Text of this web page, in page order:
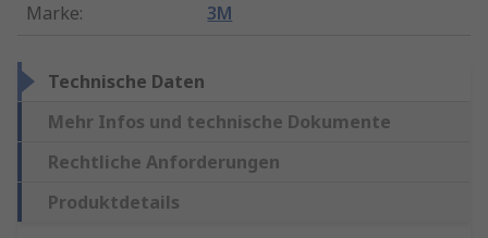
Marke: 3M
Technische Daten
Mehr Infos und technische Dokumente
Rechtliche Anforderungen
Produktdetails